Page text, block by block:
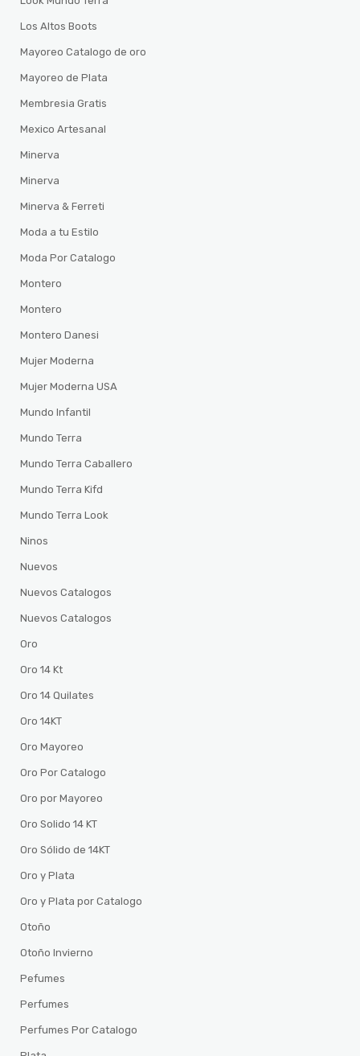
Los Altos Boots
Mayoreo Catalogo de oro
Mayoreo de Plata
Membresia Gratis
Mexico Artesanal
Minerva
Minerva
Minerva & Ferreti
Moda a tu Estilo
Moda Por Catalogo
Montero
Montero
Montero Danesi
Mujer Moderna
Mujer Moderna USA
Mundo Infantil
Mundo Terra
Mundo Terra Caballero
Mundo Terra Kifd
Mundo Terra Look
Ninos
Nuevos
Nuevos Catalogos
Nuevos Catalogos
Oro
Oro 14 Kt
Oro 14 Quilates
Oro 14KT
Oro Mayoreo
Oro Por Catalogo
Oro por Mayoreo
Oro Solido 14 KT
Oro Sólido de 14KT
Oro y Plata
Oro y Plata por Catalogo
Otoño
Otoño Invierno
Pefumes
Perfumes
Perfumes Por Catalogo